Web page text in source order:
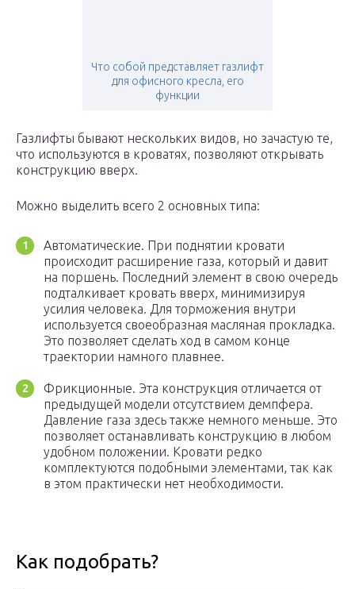
Что собой представляет газлифт
для офисного кресла, его
функции
Газлифты бывают нескольких видов, но зачастую те,
что используются в кроватях, позволяют открывать
конструкцию вверх.
Можно выделить всего 2 основных типа:
Автоматические. При поднятии кровати
происходит расширение газа, который и давит
на поршень. Последний элемент в свою очередь
подталкивает кровать вверх, минимизируя
усилия человека. Для торможения внутри
используется своеобразная масляная прокладка.
Это позволяет сделать ход в самом конце
траектории намного плавнее.
Фрикционные. Эта конструкция отличается от
предыдущей модели отсутствием демпфера.
Давление газа здесь также немного меньше. Это
позволяет останавливать конструкцию в любом
удобном положении. Кровати редко
комплектуются подобными элементами, так как
в этом практически нет необходимости.
Как подобрать?